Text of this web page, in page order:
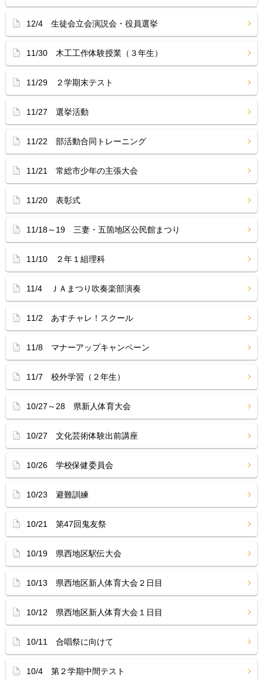
12/4 生徒会立会演説会・役員選挙
11/30 木工工作体験授業（３年生）
11/29 ２学期末テスト
11/27 選挙活動
11/22 部活動合同トレーニング
11/21 常総市少年の主張大会
11/20 表彰式
11/18～19 三妻・五箇地区公民館まつり
11/10 ２年１組理科
11/4 ＪＡまつり吹奏楽部演奏
11/2 あすチャレ！スクール
11/8 マナーアップキャンペーン
11/7 校外学習（２年生）
10/27～28 県新人体育大会
10/27 文化芸術体験出前講座
10/26 学校保健委員会
10/23 避難訓練
10/21 第47回鬼友祭
10/19 県西地区駅伝大会
10/13 県西地区新人体育大会２日目
10/12 県西地区新人体育大会１日目
10/11 合唱祭に向けて
10/4 第２学期中間テスト